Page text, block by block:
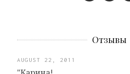
Отзывы
AUGUST 22, 2011